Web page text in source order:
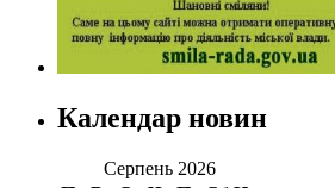
Календар новин
Серпень 2026